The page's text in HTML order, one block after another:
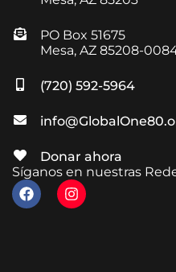
PO Box 51675
Mesa, AZ 85208-
(720) 592-5964
Donar ahora
Síganos en nuestras